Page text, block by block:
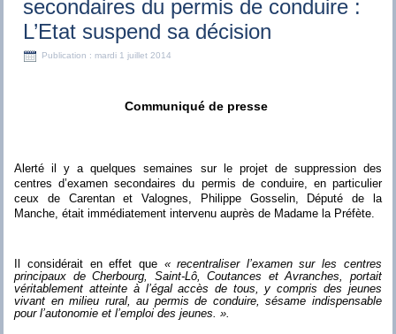
secondaires du permis de conduire :
L’Etat suspend sa décision
Publication : mardi 1 juillet 2014
Communiqué de presse
Alerté il y a quelques semaines sur le projet de suppression des
centres d’examen secondaires du permis de conduire, en particulier
ceux de Carentan et Valognes, Philippe Gosselin, Député de la
Manche, était immédiatement intervenu auprès de Madame la Préfète.
Il considérait en effet que « recentraliser l’examen sur les centres
principaux de Cherbourg, Saint-Lô, Coutances et Avranches, portait
véritablement atteinte à l’égal accès de tous, y compris des jeunes
vivant en milieu rural, au permis de conduire, sésame indispensable
pour l’autonomie et l’emploi des jeunes. ».